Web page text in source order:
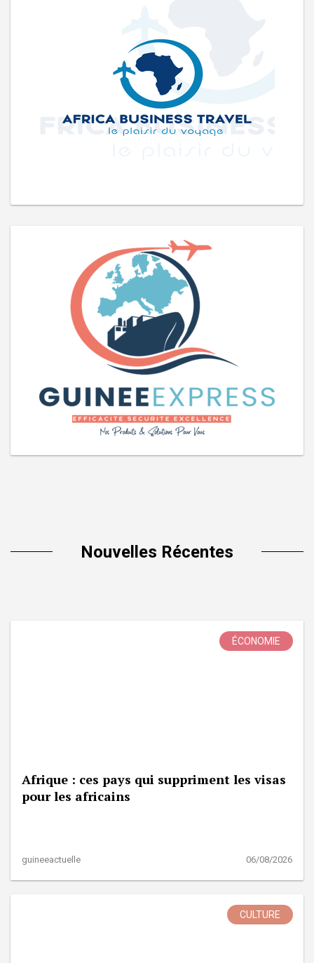
Nouvelles Récentes
ÉCONOMIE
Afrique : ces pays qui suppriment les visas
pour les africains
guineeactuelle 06/08/2026
CULTURE